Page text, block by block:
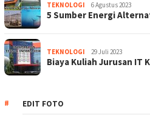
TEKNOLOGI 6 Agustus 2023
5 Sumber Energi
TEKNOLOGI 29 Juli 2023
Biaya Kuliah Jurusan IT
EDIT FOTO